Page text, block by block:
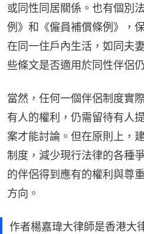
或同性同居關係。也有個別
例》和《僱員補償條例》，
在同一住戶內生活，如同夫
些條文是否適用於同性伴侶
當然，任何一個伴侶制度實
有人的權利，仍需留待有人
案才能討論。但在原則上，
制度，減少現行法律的各種
的伴侶得到應有的權利與尊
方向。
作者楊嘉瑋大律師是香港大